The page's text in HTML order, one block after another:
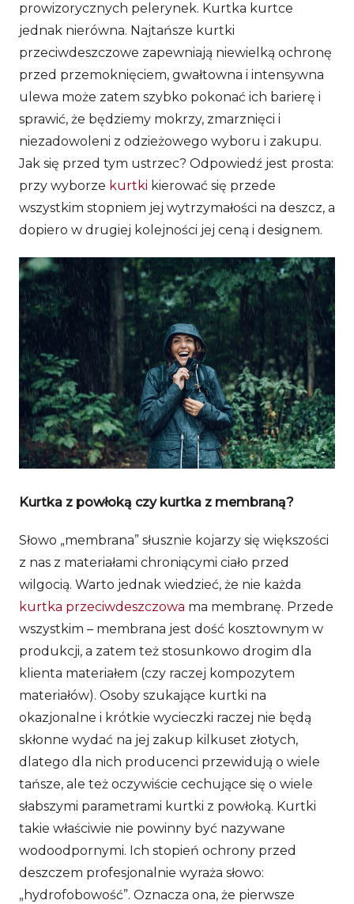
prowizorycznych pelerynek. Kurtka kurtce
jednak nierówna. Najtańsze kurtki
przeciwdeszczowe zapewniają niewielką ochronę
przed przemoknięciem, gwałtowna i intensywna
ulewa może zatem szybko pokonać ich barierę i
sprawić, że będziemy mokrzy, zmarznięci i
niezadowoleni z odzieżowego wyboru i zakupu.
Jak się przed tym ustrzec? Odpowiedź jest prosta:
przy wyborze kurtki kierować się przede
wszystkim stopniem jej wytrzymałości na deszcz, a
dopiero w drugiej kolejności jej ceną i designem.
Kurtka z powłoką czy kurtka z membraną?
Słowo „membrana” słusznie kojarzy się większości
z nas z materiałami chroniącymi ciało przed
wilgocią. Warto jednak wiedzieć, że nie każda
kurtka przeciwdeszczowa ma membranę. Przede
wszystkim – membrana jest dość kosztownym w
produkcji, a zatem też stosunkowo drogim dla
klienta materiałem (czy raczej kompozytem
materiałów). Osoby szukające kurtki na
okazjonalne i krótkie wycieczki raczej nie będą
skłonne wydać na jej zakup kilkuset złotych,
dlatego dla nich producenci przewidują o wiele
tańsze, ale też oczywiście cechujące się o wiele
słabszymi parametrami kurtki z powłoką. Kurtki
takie właściwie nie powinny być nazywane
wodoodpornymi. Ich stopień ochrony przed
deszczem profesjonalnie wyraża słowo:
„hydrofobowość”. Oznacza ona, że pierwsze